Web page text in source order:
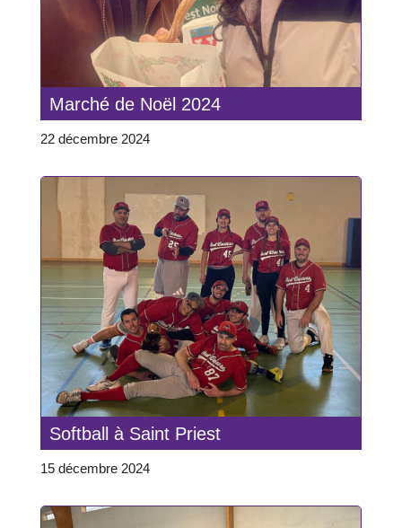
Marché de Noël 2024
22 décembre 2024
Softball à Saint Priest
15 décembre 2024